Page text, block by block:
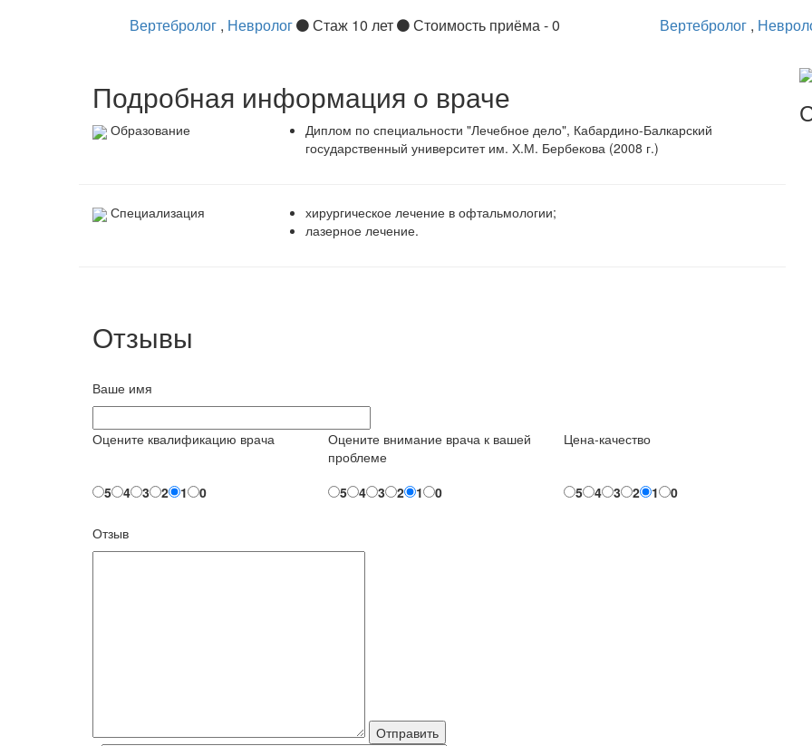
Вертебролог , Невролог Стаж 10 лет Стоимость приёма - 0 Вертебролог ,
Подробная информация о враче
Образование
Диплом по специальности "Лечебное дело", Кабардино-Балкарский
государственный университет им. Х.М. Бербекова (2008 г.)
Специализация
хирургическое лечение в офтальмологии;
лазерное лечение.
Отзывы
Ваше имя
Оцените квалификацию врача
5 4 3 2 1 0
Оцените внимание врача к вашей
проблеме
5
4 3 2 1 0
Цена-качество
5 4 3 2 1 0
Отзыв